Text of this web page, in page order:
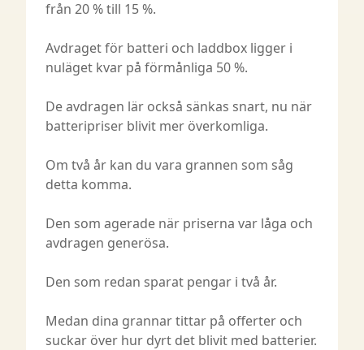
från 20 % till 15 %.
Avdraget för batteri och laddbox ligger i
nuläget kvar på förmånliga 50 %.
De avdragen lär också sänkas snart, nu när
batteripriser blivit mer överkomliga.
Om två år kan du vara grannen som såg
detta komma.
Den som agerade när priserna var låga och
avdragen generösa.
Den som redan sparat pengar i två år.
Medan dina grannar tittar på offerter och
suckar över hur dyrt det blivit med batterier.